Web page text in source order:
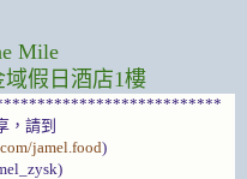
Mile
假日酒店1樓
，請到
jamel.food)